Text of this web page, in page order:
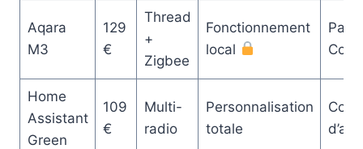
Aqara
M3
129
€
Thread
+
Zigbee
Fonctionnement
local
Pas
Home
Assistant
Green
109
€
Multi-
radio
Personnalisation
totale